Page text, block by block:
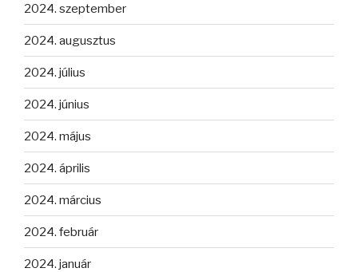
2024. szeptember
2024. augusztus
2024. július
2024. június
2024. május
2024. április
2024. március
2024. február
2024. január